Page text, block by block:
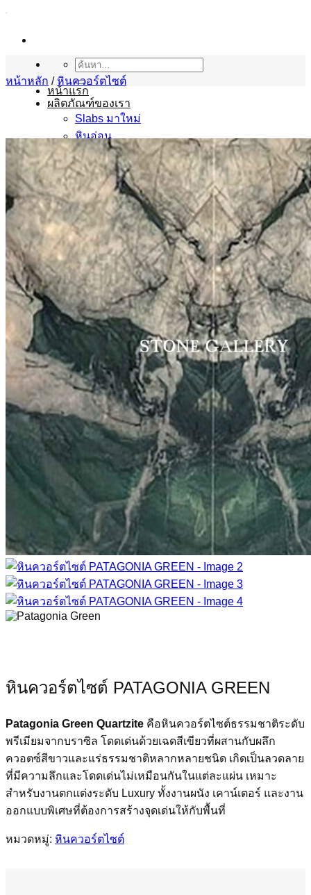
ข้าม
เนื้อหา
ค้นหา:
หน้าแรก
ผลิตภัณฑ์ของเรา
Slabs มาใหม่
หินอ่อน
หินแกรนิต
หินทราเวอร์ทีน
หินออนิกซ์
หินไลม์สโตน
หินทราย
หินควอร์ตไซต์
หินสังเคราะห์
หินตกแต่ง
เฟอร์นิเจอร์ของตกแต่ง
ผลงาน
บทความ
เพิ่มเติม
เกี่ยวกับเรา
ติดต่อเรา
บริการลูกค้า
TH
EN
TH
Line : @stonegallery
ค้นหา:
หน้าหลัก / หินควอร์ตไซต์
หินควอร์ตไซต์ PATAGONIA GREEN
Patagonia Green Quartzite คือหินควอร์ตไซต์ธรรมชาติระดับ
พรีเมียมจากบราซิล โดดเด่นด้วยเฉดสีเขียวที่ผสานกับผลึก
ควอตซ์สีขาวและแร่ธรรมชาติหลากหลายชนิด เกิดเป็นลวดลาย
ที่มีความลึกและโดดเด่นไม่เหมือนกันในแต่ละแผ่น เหมาะ
สำหรับงานตกแต่งระดับ Luxury ทั้งงานผนัง เคาน์เตอร์ และงาน
ออกแบบพิเศษที่ต้องการสร้างจุดเด่นให้กับพื้นที่
หมวดหมู่: หินควอร์ตไซต์